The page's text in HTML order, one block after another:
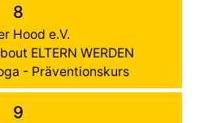
8
Hood e.V.
ELTERN WERDEN
- Präventionskurs
9